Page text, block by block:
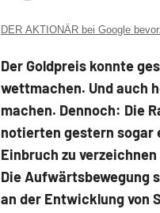
DER AKTIONÄR bei Google
Der Goldpreis konnte
wettmachen. Und auch
machen. Dennoch: Die
notierten gestern sogar
Einbruch zu
Die Aufwärtsbewegung
an der Entwicklung von